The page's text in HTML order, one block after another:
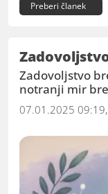
Preberi članek
Zadovoljstvo
notranji mir
07.01.2025